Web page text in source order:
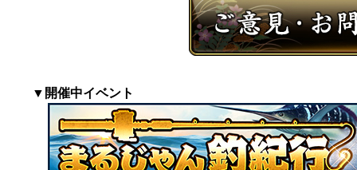
▼開催中イベント